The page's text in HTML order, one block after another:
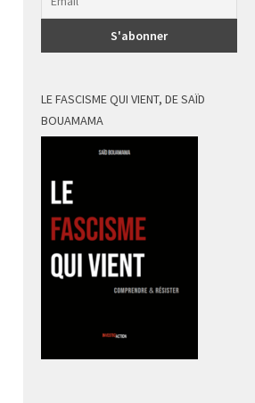
LE FASCISME QUI VIENT, DE SAÏD
BOUAMAMA